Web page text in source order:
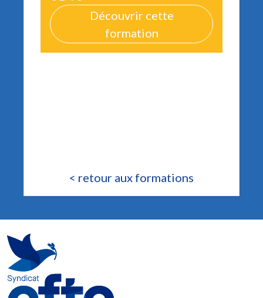
Découvrir cette
formation
< retour aux formations